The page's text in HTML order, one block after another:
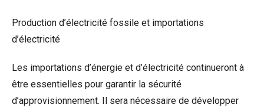
Production d’électricité fossile et importations
d’électricité
Les importations d’énergie et d’électricité continueront à
être essentielles pour garantir la sécurité
d’approvisionnement. Il sera nécessaire de développer